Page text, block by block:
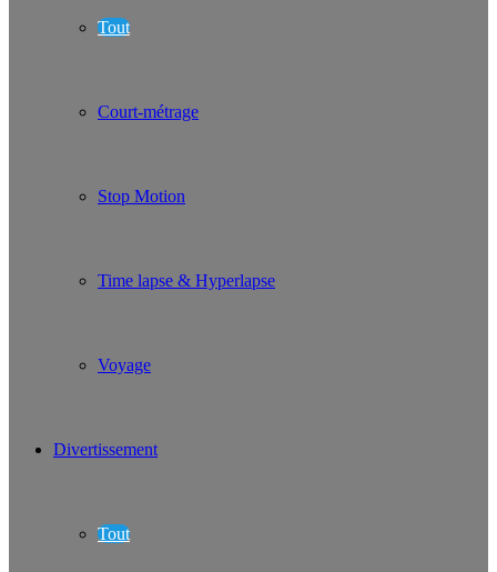
Tout
Court-métrage
Stop Motion
Time lapse & Hyperlapse
Voyage
Divertissement
Tout